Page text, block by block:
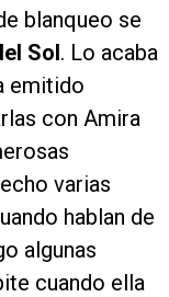
blanqueo se
Sol. Lo acaba
emitido
con Amira
varias
hablan de
algunas
cuando ella